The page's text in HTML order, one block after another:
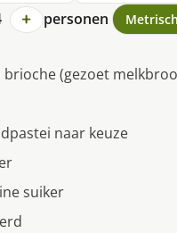
+ personen Metrisch
brioche (gezoet
naar keuze
suiker